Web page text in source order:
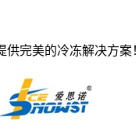
完美的冷冻解决方案！